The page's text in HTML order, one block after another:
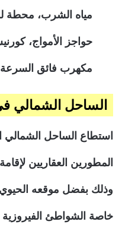
مياه الشرب، محطة
مكهرب فائق
الساحل الشمالي
استطاع الساحل الشمالي
المطورين العقاريين
وذلك بفضل موقعه الحيوي
خاصة الشواطئ الفيروزية